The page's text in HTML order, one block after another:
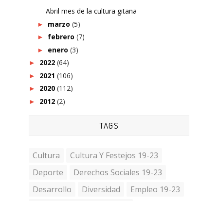
Abril mes de la cultura gitana
► marzo (5)
► febrero (7)
► enero (3)
► 2022 (64)
► 2021 (106)
► 2020 (112)
► 2012 (2)
TAGS
Cultura
Cultura Y Festejos 19-23
Deporte
Derechos Sociales 19-23
Desarrollo
Diversidad
Empleo 19-23